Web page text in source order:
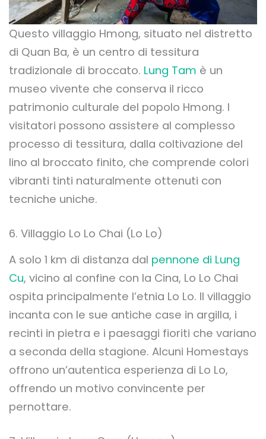
Questo villaggio Hmong, situato nel distretto
di Quan Ba, è un centro di tessitura
tradizionale di broccato. Lung Tam è un
museo vivente che conserva il ricco
patrimonio culturale del popolo Hmong. I
visitatori possono assistere al complesso
processo di tessitura, dalla coltivazione del
lino al broccato finito, che comprende colori
vibranti tinti naturalmente ottenuti con
tecniche uniche.
6. Villaggio Lo Lo Chai (Lo Lo)
A solo 1 km di distanza dal pennone di Lung
Cu, vicino al confine con la Cina, Lo Lo Chai
ospita principalmente l’etnia Lo Lo. Il villaggio
incanta con le sue antiche case in argilla, i
recinti in pietra e i paesaggi fioriti che variano
a seconda della stagione. Alcuni Homestays
offrono un’autentica esperienza di Lo Lo,
offrendo un motivo convincente per
pernottare.